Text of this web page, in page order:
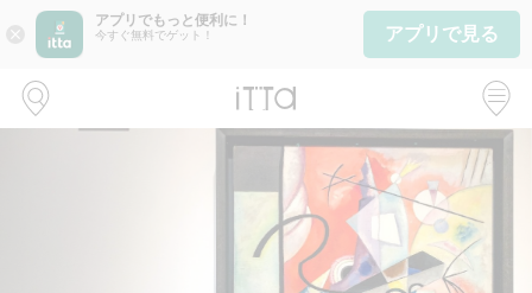
close
アプリでもっと便利に！
今すぐ無料でゲット！ アプリで見る